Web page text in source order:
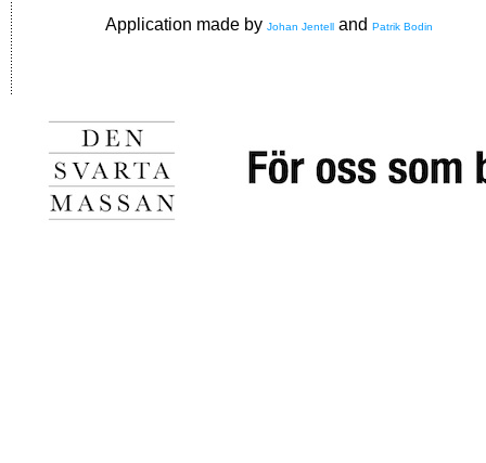
Application made by Johan Jentell and Patrik Bodin